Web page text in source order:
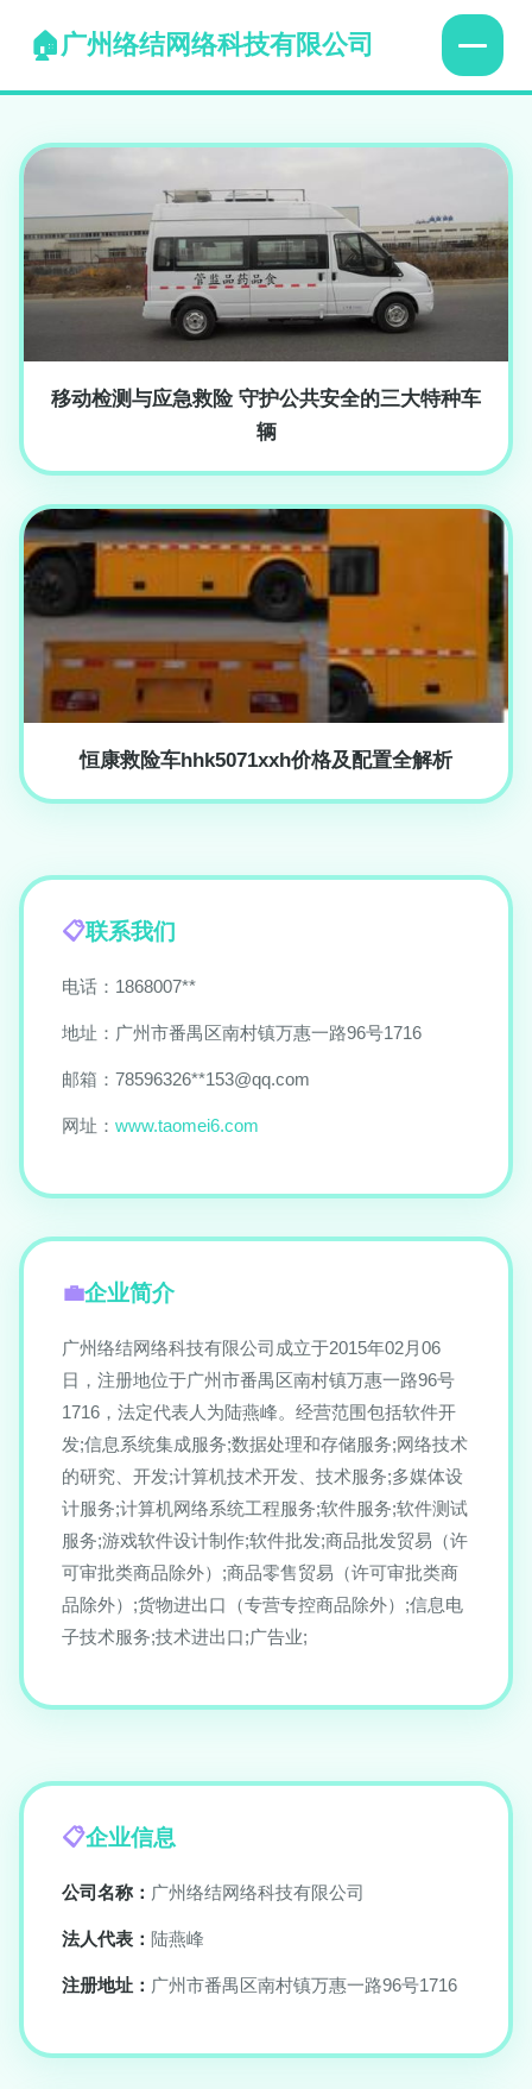
广州络结网络科技有限公司
移动检测与应急救险 守护公共安全的三大特种车
辆
恒康救险车hhk5071xxh价格及配置全解析
联系我们
电话：1868007**
地址：广州市番禺区南村镇万惠一路96号1716
邮箱：78596326**153@qq.com
网址： www.taomei6.com
企业简介
广州络结网络科技有限公司成立于2015年02月06
日，注册地位于广州市番禺区南村镇万惠一路96号
1716，法定代表人为陆燕峰。经营范围包括软件开
发;信息系统集成服务;数据处理和存储服务;网络技术
的研究、开发;计算机技术开发、技术服务;多媒体设
计服务;计算机网络系统工程服务;软件服务;软件测试
服务;游戏软件设计制作;软件批发;商品批发贸易（许
可审批类商品除外）;商品零售贸易（许可审批类商
品除外）;货物进出口（专营专控商品除外）;信息电
子技术服务;技术进出口;广告业;
企业信息
公司名称： 广州络结网络科技有限公司
法人代表： 陆燕峰
注册地址： 广州市番禺区南村镇万惠一路96号1716